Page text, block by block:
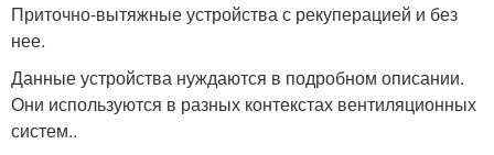
Приточно-вытяжные устройства с рекуперацией и без
нее.
Данные устройства нуждаются в подробном описании.
Они используются в разных контекстах вентиляционных
систем..